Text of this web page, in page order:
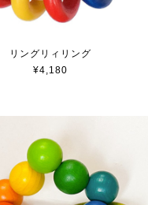
リングリィリング
¥4,180